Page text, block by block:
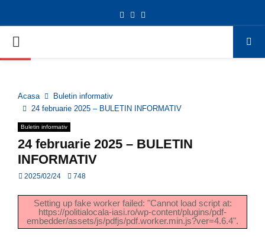
Deschide bara de unelte
Facebook
Twitter
PRIMARY
Acasa
Buletin informativ
24 februarie 2025 – BULETIN INFORMATIV
Buletin informativ
24 februarie 2025 – BULETIN
INFORMATIV
2025/02/24 748
Setting up fake worker failed: "Cannot load script at:
https://politialocala-iasi.ro/wp-content/plugins/pdf-
embedder/assets/js/pdfjs/pdf.worker.min.js?ver=4.6.4".